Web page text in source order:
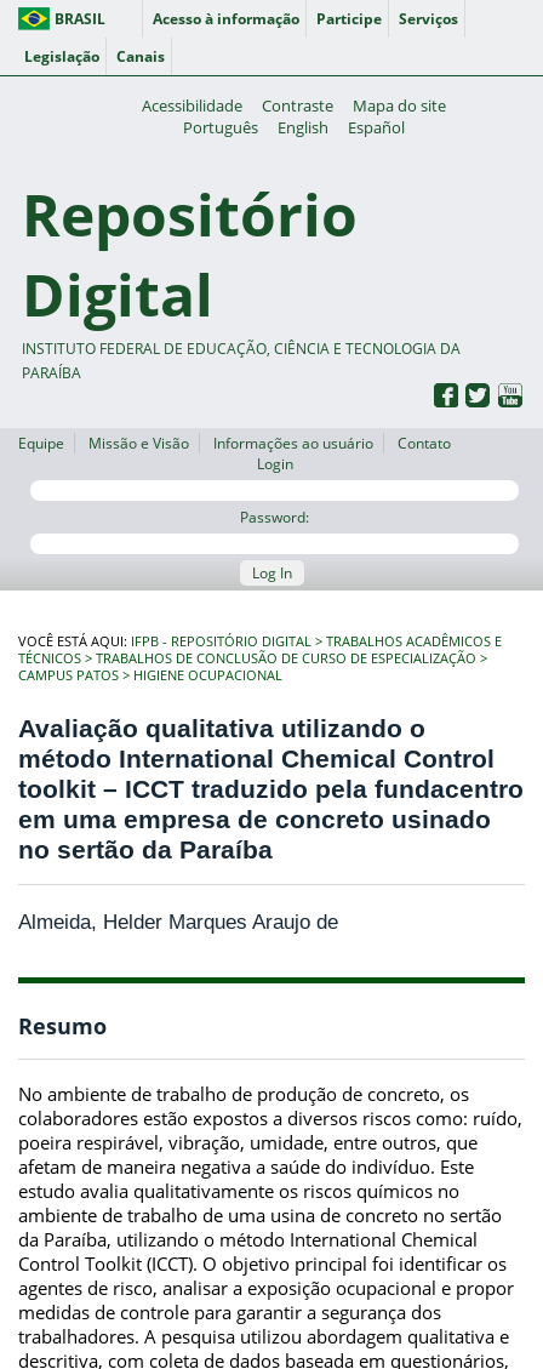
BRASIL Acesso à informação Participe
Serviços
Legislação
Canais
Acessibilidade Contraste
Mapa do site
Português
English Español
Repositório
Digital
INSTITUTO FEDERAL DE EDUCAÇÃO, CIÊNCIA E TECNOLOGIA DA
PARAÍBA
Equipe Missão e Visão Informações ao usuário
Contato
Login
Password:
Log In
VOCÊ ESTÁ AQUI: IFPB - REPOSITÓRIO DIGITAL
TRABALHOS ACADÊMICOS E
TÉCNICOS
TRABALHOS DE CONCLUSÃO DE CURSO DE ESPECIALIZAÇÃO
CAMPUS PATOS
HIGIENE OCUPACIONAL
Avaliação qualitativa utilizando o
método International Chemical Control
toolkit – ICCT traduzido pela fundacentro
em uma empresa de concreto usinado
no sertão da Paraíba
Almeida, Helder Marques Araujo de
Resumo
No ambiente de trabalho de produção de concreto, os
colaboradores estão expostos a diversos riscos como: ruído,
poeira respirável, vibração, umidade, entre outros, que
afetam de maneira negativa a saúde do indivíduo. Este
estudo avalia qualitativamente os riscos químicos no
ambiente de trabalho de uma usina de concreto no sertão
da Paraíba, utilizando o método International Chemical
Control Toolkit (ICCT). O objetivo principal foi identificar os
agentes de risco, analisar a exposição ocupacional e propor
medidas de controle para garantir a segurança dos
trabalhadores. A pesquisa utilizou abordagem qualitativa e
descritiva, com coleta de dados baseada em questionários,